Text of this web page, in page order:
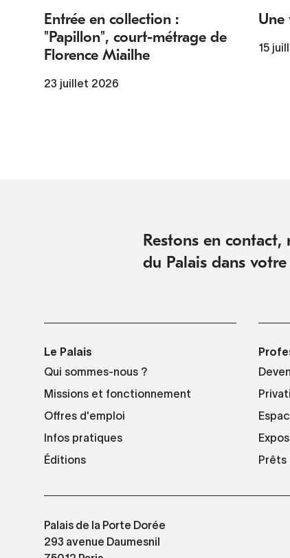
Entrée en collection :
"Papillon", court-métrage de
Florence Miailhe
23 juillet 2026
Une
15
Restons en contact,
du Palais dans
Le Palais
Qui sommes-nous ?
Missions et fonctionnement
Offres d'emploi
Infos pratiques
Éditions
Palais de la Porte Dorée
293 avenue Daumesnil